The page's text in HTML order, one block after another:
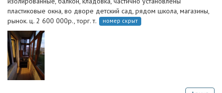
пластиковые окна, во дворе детский сад, рядом школа, магазины,
рынок. ц. 2 600 000р., торг. т.
номер скрыт